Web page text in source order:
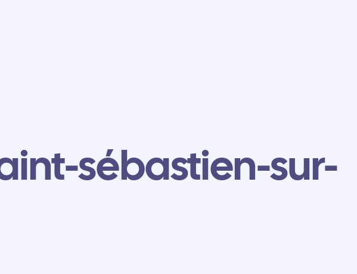
sébastien-sur-